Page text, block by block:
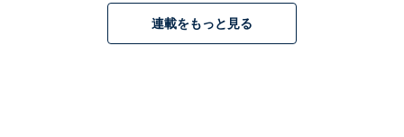
連載をもっと見る